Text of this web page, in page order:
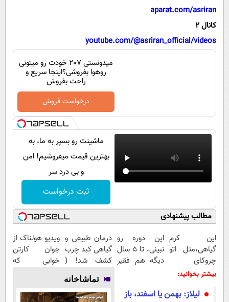
ورزش
سرگرمی
فناوری
گوناگون
سلامت
فرهنگی
بین الملل
اجتماعی
حیات وحش
سیاست خارجی
خواندنی ها و دیدنی ها
داستان کوتاه
آموزش زبان
aparat.com/asriran
کانال 2
youtube.com/@asriran_official/videos
میدونستی 207 خودت رو میتونی
روهوا بفروشی؟اینجا سریع و
راحت بفروش
درخواست فروش
ماشینت رو بسپر به ما، به
بهترین قیمت میفروشیم! امن
و بی درد سر
ثبت درخواست
مطالب پیشنهادی
این کرم
گیاهی،مثل اتو
چروکای
پوستتوصاف
این دوره رو
نبینی، تا 5 سال
دیگه هم فقیر
کن
درمان طبیعی و
گیاهی کبد چرب
کشف شد! (
لینک خرید
محصول با
تخفیف ویژه)
ویدیو هولناک از
جوان کارتن
خوابی که
بیشتر بخوانید:
لیلاز: بهمن یا اسفند، باز
تماشاخانه